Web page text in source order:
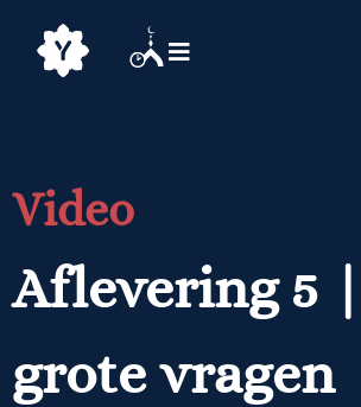
Video
Aflevering 5
grote vragen